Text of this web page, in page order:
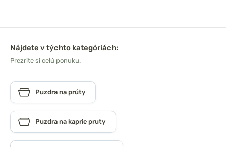
Nájdete v týchto kategóriách:
Prezrite si celú ponuku.
Puzdra na prúty
Puzdra na kaprie pruty